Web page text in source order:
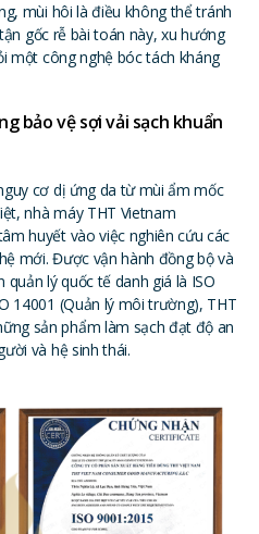
mùi hôi là điều không thể tránh
gốc rễ bài toán này, xu hướng
một công nghệ bóc tách kháng
bảo vệ sợi vải sạch khuẩn
cơ dị ứng da từ mùi ẩm mốc
nhà máy THT Vietnam
huyết vào việc nghiên cứu các
mới. Được vận hành đồng bộ và
lý quốc tế danh giá là ISO
14001 (Quản lý môi trường), THT
sản phẩm làm sạch đạt độ an
và hệ sinh thái.